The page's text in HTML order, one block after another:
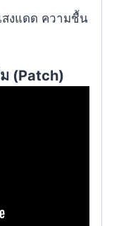
สงแดด ความชื้น
(Patch)